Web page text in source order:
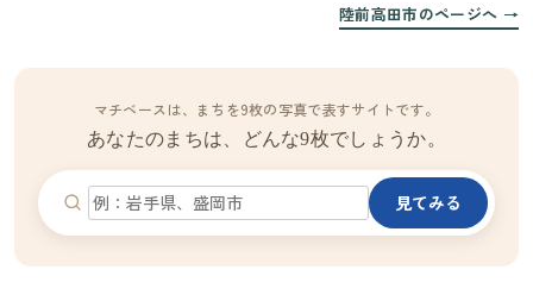
陸前高田市のページへ →
マチベースは、まちを9枚の写真で表すサイトです。
あなたのまちは、どんな9枚でしょうか。
見てみる